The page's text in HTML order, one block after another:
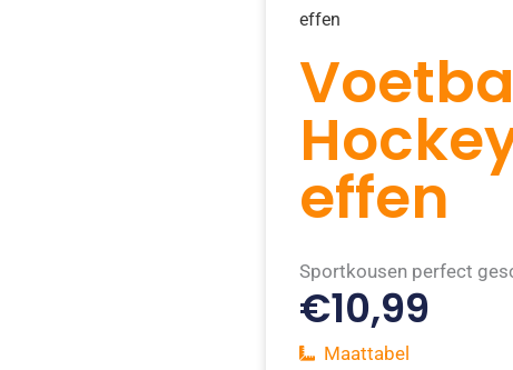
effen
effen
Sportkousen perfect
€10,99
Maattabel